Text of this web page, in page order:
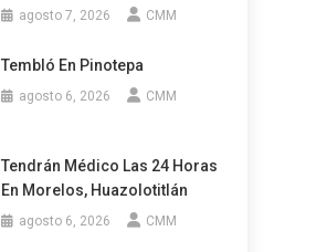
agosto 7, 2026 CMM
Tembló En Pinotepa
agosto 6, 2026 CMM
Tendrán Médico Las 24 Horas
En Morelos, Huazolotitlán
agosto 6, 2026 CMM